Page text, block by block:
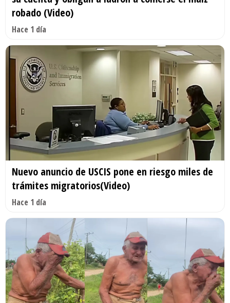
robado (Video)
Hace 1 día
Nuevo anuncio de USCIS pone en riesgo miles de
trámites migratorios(Video)
Hace 1 día